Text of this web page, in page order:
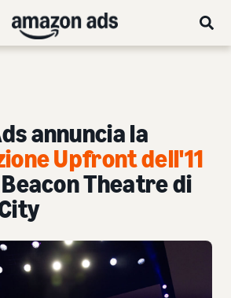
annuncia la
Upfront dell'11
Theatre di